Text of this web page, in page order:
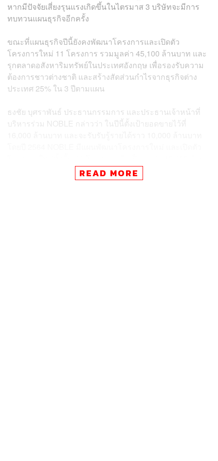
หากมีปัจจัยเสี่ยงรุนแรงเกิดขึ้นในไตรมาส 3 บริษัทจะมีการ
ทบทวนแผนธุรกิจอีกครั้ง
ขณะที่แผนธุรกิจปีนี้ยังคงพัฒนาโครงการและเปิดตัว
โครงการใหม่ 11 โครงการ รวมมูลค่า 45,100 ล้านบาท และ
รุกตลาดอสังหาริมทรัพย์ในประเทศอังกฤษ เพื่อรองรับความ
ต้องการชาวต่างชาติ และสร้างสัดส่วนกำไรจากธุรกิจต่าง
ประเทศ 25% ใน 3 ปีตามแผน
ธงชัย บุศราพันธ์ ประธานกรรมการ และประธานเจ้าหน้าที่
บริหารร่วม NOBLE กล่าวว่า ในปีนี้ตั้งเป้ายอดขายไว้ที่
บาท แบ่งเป็นโครงการ High Rise 4 โครงการ มูลค่า 25,000
ล้านบาท และโครงการ Low Rise 7 โครงการ มูลค่า 20,100
READ MORE